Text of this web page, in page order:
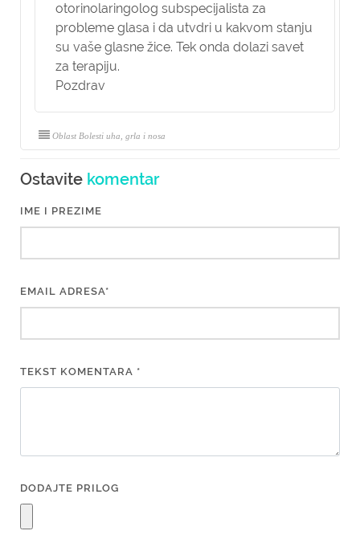
otorinolaringolog subspecijalista za
probleme glasa i da utvdri u kakvom stanju
su vaše glasne žice. Tek onda dolazi savet
za terapiju.
Pozdrav
Oblast Bolesti uha, grla i nosa
Ostavite komentar
IME I PREZIME
EMAIL ADRESA*
TEKST KOMENTARA *
DODAJTE PRILOG